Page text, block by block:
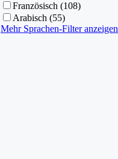
Französisch (108)
Arabisch (55)
Mehr Sprachen-Filter anzeigen